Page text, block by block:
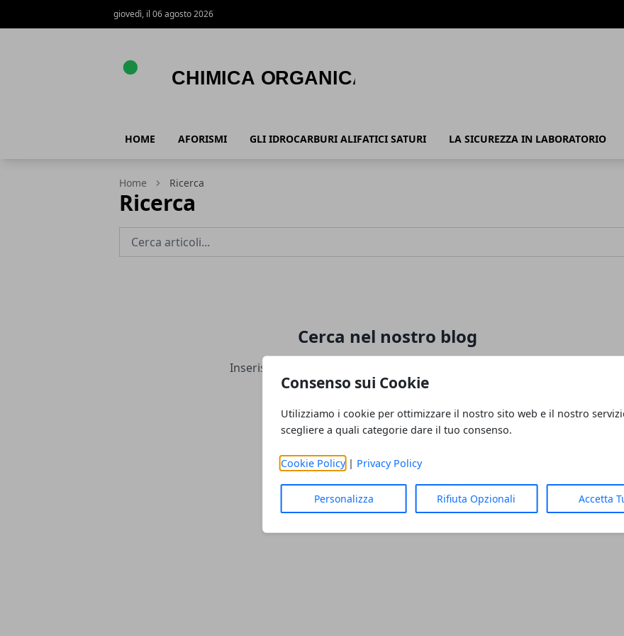
Consenso sui Cookie
Utilizziamo i cookie per ottimizzare il nostro sito web e il nostro
scegliere a quali categorie dare il tuo consenso.
Cookie Policy| Privacy Policy
Personalizza Rifiuta Opzionali Accetta
giovedì, il 06 agosto 2026
HOME AFORISMI GLI IDROCARBURI ALIFATICI SATURI LA SICUREZZA IN LABORATORIO
Home Ricerca
Ricerca
Cerca nel nostro blog
Inserisci una parola chiave per trovare articoli interessanti.